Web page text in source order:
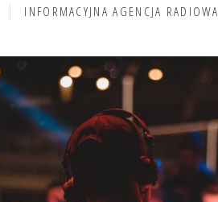
INFORMACYJNA AGENCJA RADIOWA